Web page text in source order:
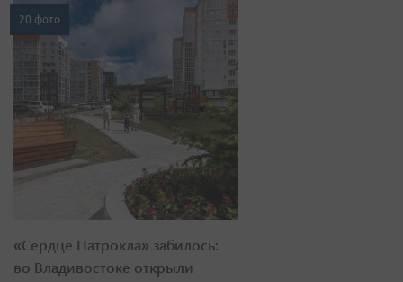
20 фото
«Сердце Патрокла» забилось:
во Владивостоке открыли